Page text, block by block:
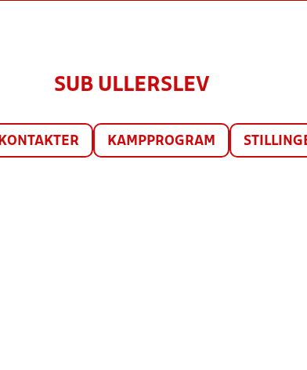
SUB ULLERSLEV
KONTAKTER KAMPPROGRAM